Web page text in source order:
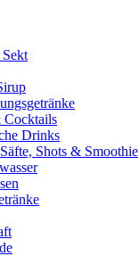
Drinks
Shots & Smoothie